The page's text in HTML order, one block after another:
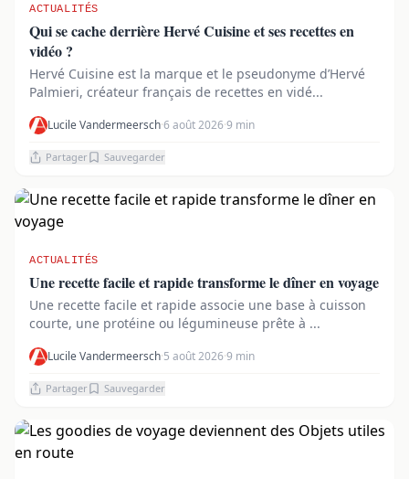
ACTUALITÉS
Qui se cache derrière Hervé Cuisine et ses recettes en
vidéo ?
Hervé Cuisine est la marque et le pseudonyme d’Hervé
Palmieri, créateur français de recettes en vidé...
Lucile Vandermeersch·6 août 2026·9 min
Partager Sauvegarder
ACTUALITÉS
Une recette facile et rapide transforme le dîner en voyage
Une recette facile et rapide associe une base à cuisson
courte, une protéine ou légumineuse prête à ...
Lucile Vandermeersch·5 août 2026·9 min
Partager Sauvegarder